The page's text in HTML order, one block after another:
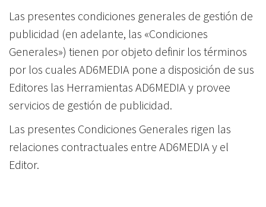
Las presentes condiciones generales de gestión de
publicidad (en adelante, las «Condiciones
Generales») tienen por objeto definir los términos
por los cuales AD6MEDIA pone a disposición de sus
Editores las Herramientas AD6MEDIA y provee
servicios de gestión de publicidad.
Las presentes Condiciones Generales rigen las
relaciones contractuales entre AD6MEDIA y el
Editor.